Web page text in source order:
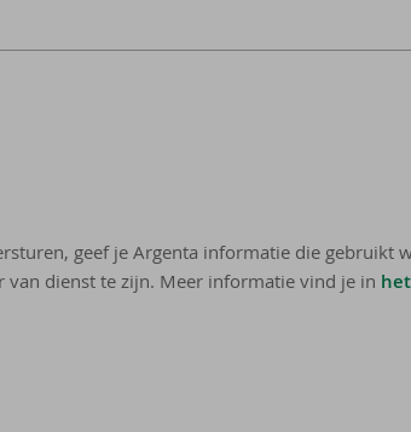
geef je Argenta informatie die gebruikt
van dienst te zijn. Meer informatie vind je in